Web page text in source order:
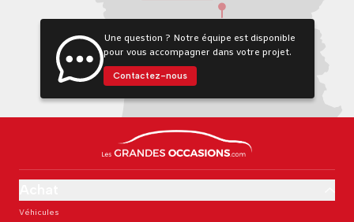
Une question ? Notre équipe est disponible
pour vous accompagner dans votre projet.
Contactez-nous
Véhicules